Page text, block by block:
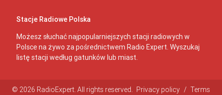
Stacje Radiowe Polska
Możesz słuchać najpopularniejszych stacji radiowych w
Polsce na żywo za pośrednictwem Radio Expert. Wyszukaj
listę stacji według gatunków lub miast.
© 2026 RadioExpert. All rights reserved. Privacy policy / Terms